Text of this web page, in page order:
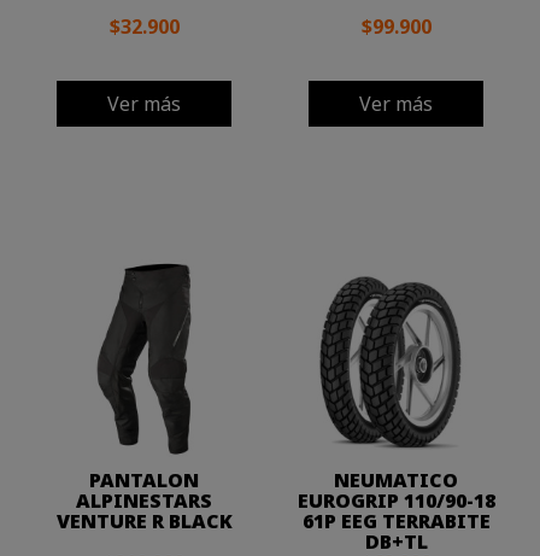
$32.900
Ver más
$99.900
Ver más
PANTALON
ALPINESTARS
VENTURE R BLACK
NEUMATICO
EUROGRIP 110/90-18
61P EEG TERRABITE
DB+TL